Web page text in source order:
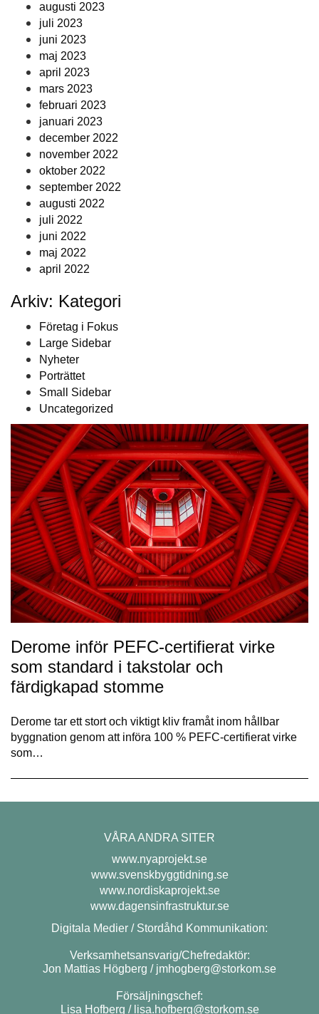
augusti 2023
juli 2023
juni 2023
maj 2023
april 2023
mars 2023
februari 2023
januari 2023
december 2022
november 2022
oktober 2022
september 2022
augusti 2022
juli 2022
juni 2022
maj 2022
april 2022
Arkiv: Kategori
Företag i Fokus
Large Sidebar
Nyheter
Porträttet
Small Sidebar
Uncategorized
Derome inför PEFC-certifierat virke
som standard i takstolar och
färdigkapad stomme
Derome tar ett stort och viktigt kliv framåt inom hållbar
byggnation genom att införa 100 % PEFC-certifierat virke
som…
VÅRA ANDRA SITER
www.nyaprojekt.se
www.svenskbyggtidning.se
www.nordiskaprojekt.se
www.dagensinfrastruktur.se
Digitala Medier / Stordåhd Kommunikation:
Verksamhetsansvarig/Chefredaktör:
Jon Mattias Högberg / jmhogberg@storkom.se
Försäljningschef:
Lisa Hofberg / lisa.hofberg@storkom.se